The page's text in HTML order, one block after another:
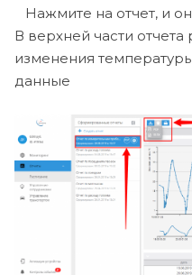
Нажмите на отчет, и
В верхней части
изменения
данные